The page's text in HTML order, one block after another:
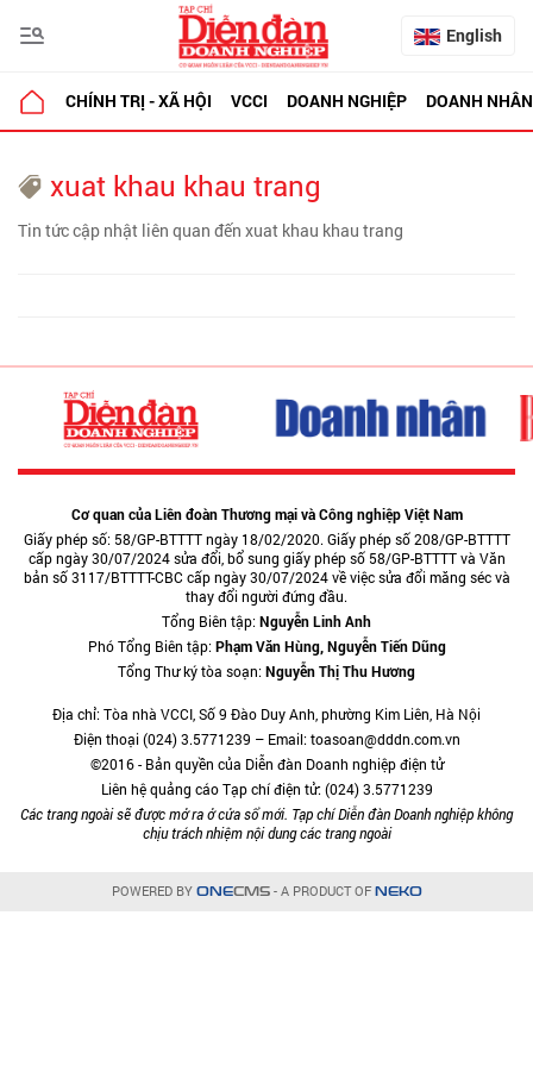
English
CHÍNH TRỊ - XÃ HỘI VCCI DOANH NGHIỆP DOANH NHÂN
xuat khau khau trang
Tin tức cập nhật liên quan đến xuat khau khau trang
Cơ quan của Liên đoàn Thương mại và Công nghiệp Việt Nam
Giấy phép số: 58/GP-BTTTT ngày 18/02/2020. Giấy phép số 208/GP-BTTTT
cấp ngày 30/07/2024 sửa đổi, bổ sung giấy phép số 58/GP-BTTTT và Văn
bản số 3117/BTTTT-CBC cấp ngày 30/07/2024 về việc sửa đổi măng séc và
thay đổi người đứng đầu.
Tổng Biên tập:Nguyễn Linh Anh
Phó Tổng Biên tập:Phạm Văn Hùng, Nguyễn Tiến Dũng
Tổng Thư ký tòa soạn:Nguyễn Thị Thu Hương
Địa chỉ: Tòa nhà VCCI, Số 9 Đào Duy Anh, phường Kim Liên, Hà Nội
Điện thoại (024) 3.5771239 – Email: toasoan@dddn.com.vn
©2016 - Bản quyền của Diễn đàn Doanh nghiệp điện tử
Liên hệ quảng cáo Tạp chí điện tử: (024) 3.5771239
Các trang ngoài sẽ được mở ra ở cửa sổ mới. Tạp chí Diễn đàn Doanh nghiệp không
chịu trách nhiệm nội dung các trang ngoài
POWERED BY ONECMS- A PRODUCT OF NEKO